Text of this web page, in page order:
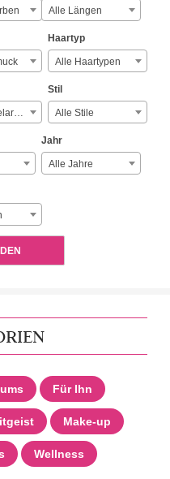
Alle Längen
Haartyp
Alle Haartypen
Alle Scheitelarten
Stil
Alle Stile
Jahr
Alle Jahre
Für Ihn
Make-up
Wellness